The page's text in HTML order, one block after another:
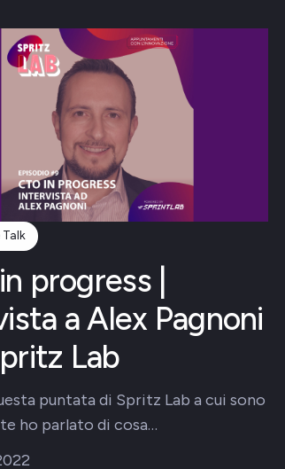
progress |
a Alex Pagnoni
Lab
puntata di Spritz Lab a cui sono
ho parlato di cosa…